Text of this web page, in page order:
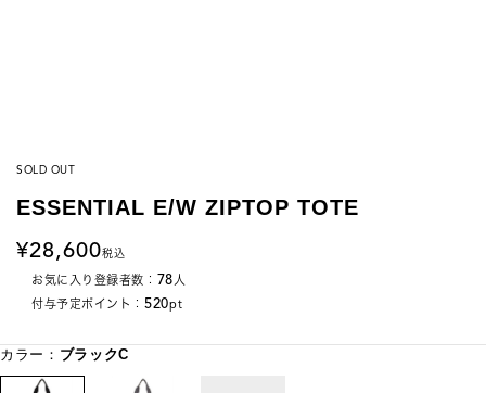
SOLD OUT
ESSENTIAL E/W ZIPTOP TOTE
28,600税込
お気に入り登録者数： 78人
付与予定ポイント： 520pt
カラー： ブラックC